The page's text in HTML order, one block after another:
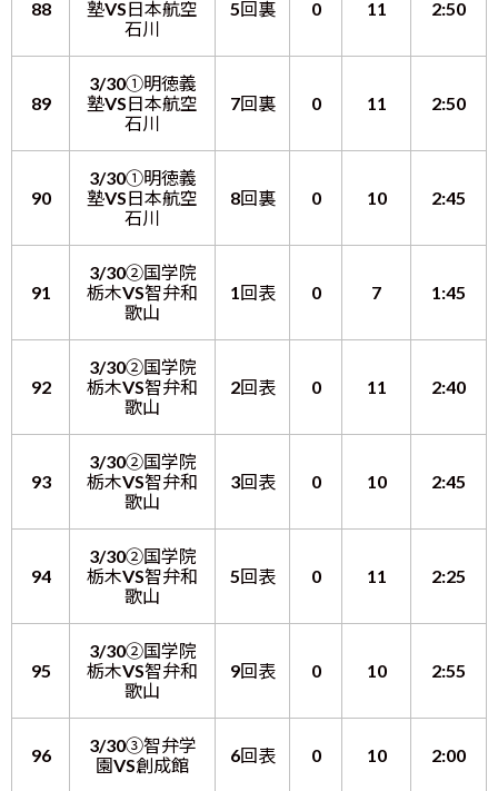
88
塾VS日本航空
石川
5回裏 0 11 2:50
89
3/30①明徳義
塾VS日本航空
石川
7回裏 0 11 2:50
90
3/30①明徳義
塾VS日本航空
石川
8回裏 0 10 2:45
91
3/30②国学院
栃木VS智弁和
歌山
1回表 0 7 1:45
92
3/30②国学院
栃木VS智弁和
歌山
2回表 0 11 2:40
93
3/30②国学院
栃木VS智弁和
歌山
3回表 0 10 2:45
94
3/30②国学院
栃木VS智弁和
歌山
5回表 0 11 2:25
95
3/30②国学院
栃木VS智弁和
歌山
9回表 0 10 2:55
96
3/30③智弁学
園VS創成館
6回表 0 10 2:00